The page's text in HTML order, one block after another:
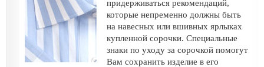
придерживаться рекомендаций,
которые непременно должны быть
на навесных или вшивных ярлыках
купленной сорочки. Специальные
знаки по уходу за сорочкой помогут
Вам сохранить изделие в его